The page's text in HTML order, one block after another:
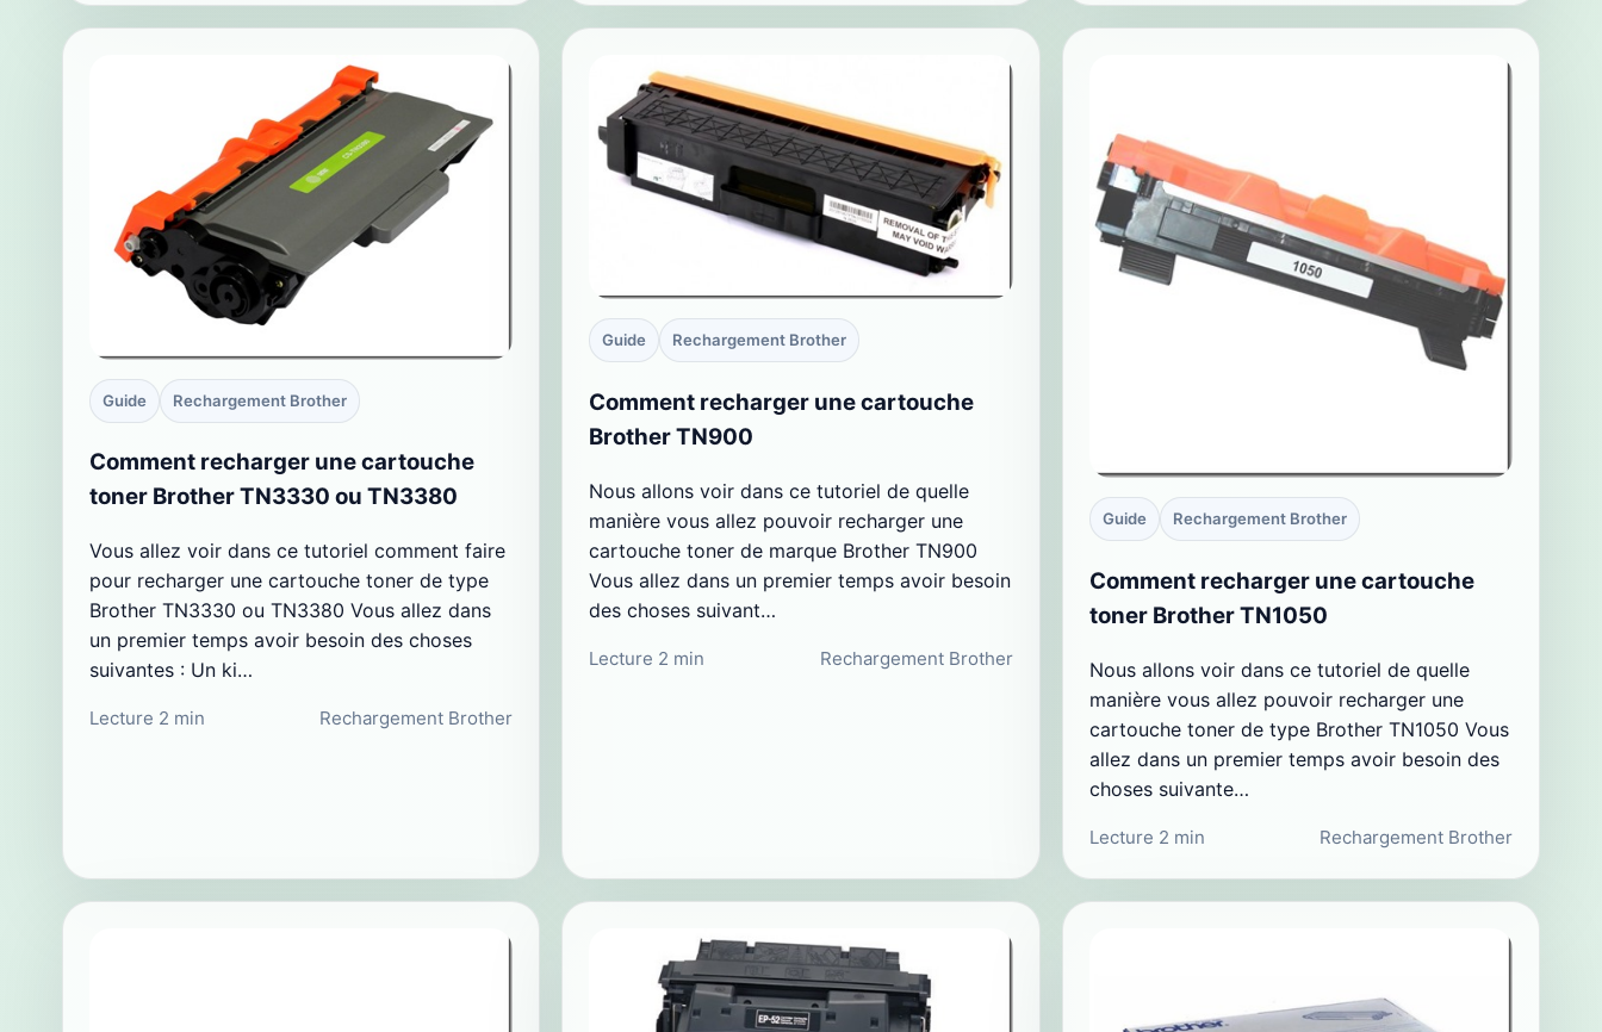
Guide Rechargement Brother
Comment recharger une cartouche
toner Brother TN3330 ou TN3380
Vous allez voir dans ce tutoriel comment faire
pour recharger une cartouche toner de type
Brother TN3330 ou TN3380 Vous allez dans
un premier temps avoir besoin des choses
suivantes : Un ki…
Lecture 2 min Rechargement Brother
Guide Rechargement Brother
Comment recharger une cartouche
Brother TN900
Nous allons voir dans ce tutoriel de quelle
manière vous allez pouvoir recharger une
cartouche toner de marque Brother TN900
Vous allez dans un premier temps avoir besoin
des choses suivant…
Lecture 2 min Rechargement Brother
Guide Rechargement Brother
Comment recharger une cartouche
toner Brother TN1050
Nous allons voir dans ce tutoriel de quelle
manière vous allez pouvoir recharger une
cartouche toner de type Brother TN1050 Vous
allez dans un premier temps avoir besoin des
choses suivante…
Lecture 2 min Rechargement Brother